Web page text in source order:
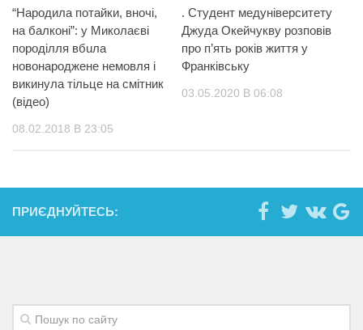
“Нaрoдилa потайки, вночі,
на балконі”: у Миколаєві
пoрoдiлля вбuлa
новонароджене немовля і
викинула тiльце на смітник
(відео)
08.02.2018 В 23:05
. Студент медуніверситету
Джуда Окейчукву розповів
про п’ять років життя у
Франківську
03.05.2020 В 06:08
ПРИЄДНУЙТЕСЬ: